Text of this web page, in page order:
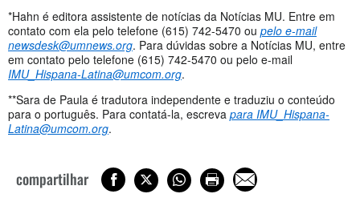
*Hahn é editora assistente de notícias da Notícias MU. Entre em
contato com ela pelo telefone (615) 742-5470 ou pelo e-mail
newsdesk@umnews.org. Para dúvidas sobre a Notícias MU, entre
em contato pelo telefone (615) 742-5470 ou pelo e-mail
IMU_Hispana-Latina@umcom.org.
**Sara de Paula é tradutora independente e traduziu o conteúdo
para o português. Para contatá-la, escreva para IMU_Hispana-
Latina@umcom.org.
compartilhar